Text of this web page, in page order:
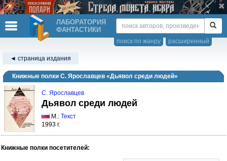
ЛАБОРАТОРИЯ
ФАНТАСТИКИ
расширенный
поиск по жанру
◄ страница издания
Книжные полки С. Ярославцев «Дьявол среди людей»
С. Ярославцев
Дьявол среди людей
М.: Текст
1993 г.
Книжные полки посетителей: